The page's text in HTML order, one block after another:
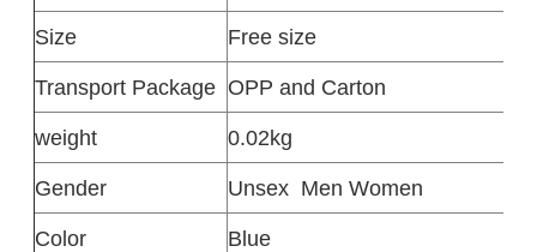
Size
Free size
Transport Package OPP and Carton
weight
0.02kg
Gender
Unsex Men Women
Color
Blue